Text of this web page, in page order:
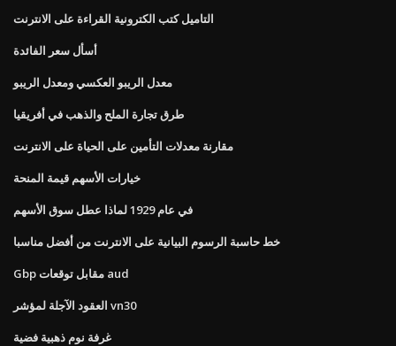
التاميل كتب الكترونية القراءة على الانترنت
أسأل سعر الفائدة
معدل الريبو العكسي ومعدل الريبو
طرق تجارة الملح والذهب في أفريقيا
مقارنة معدلات التأمين على الحياة على الانترنت
خيارات الأسهم قيمة المنحة
في عام 1929 لماذا عطل سوق الأسهم
خط حاسبة الرسوم البيانية على الانترنت من أفضل مناسبا
Gbp مقابل توقعات aud
العقود الآجلة لمؤشر vn30
غرفة نوم ذهبية فضية